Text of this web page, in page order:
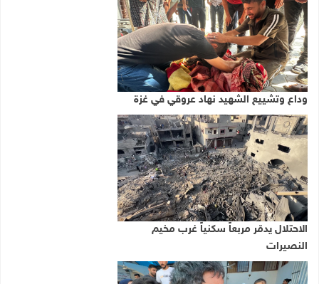
وداع وتشييع الشهيد نهاد عروقي في غزة
الاحتلال يدمّر مربعاً سكنياً غرب مخيم
النصيرات